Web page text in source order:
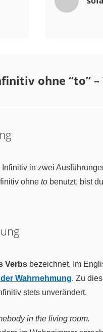
ohne “to”
in zwei
ohne to benutzt, bist
Verbs bezeichnet. Im
Wahrnehmung. Zu
stets unverändert.
in the living room.